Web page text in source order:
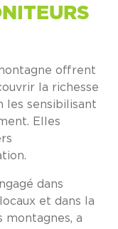
offrent
la richesse
les sensibilisant
Elles
dans
et dans la
montagnes, a